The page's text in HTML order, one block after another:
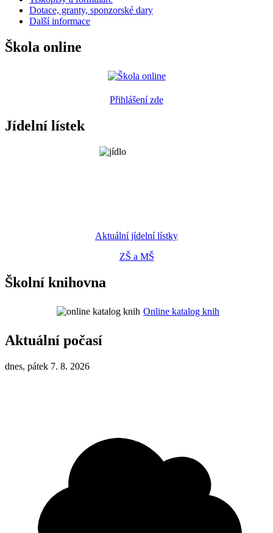
Dotace, granty, sponzorské dary
Další informace
Škola online
Přihlášení zde
Jídelní lístek
Aktuální jídelní lístky
ZŠ a MŠ
Školní knihovna
Online katalog knih
Aktuální počasí
dnes, pátek 7. 8. 2026